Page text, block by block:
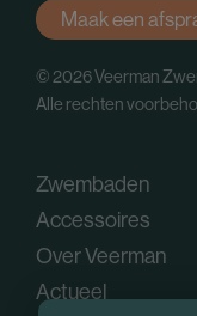
Maak een
© 2026 Veerman
Alle rechten
Zwembaden
Accessoires
Over Veerman
Actueel